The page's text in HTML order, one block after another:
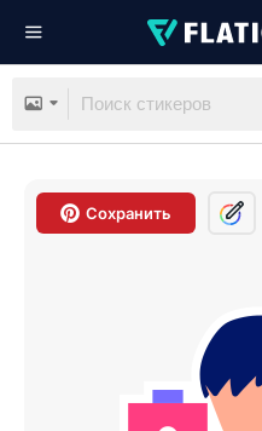
Сохранить